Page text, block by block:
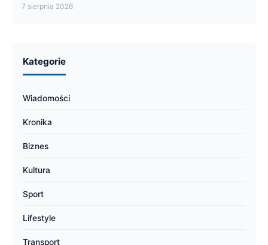
7 sierpnia 2026
Kategorie
Wiadomości
Kronika
Biznes
Kultura
Sport
Lifestyle
Transport